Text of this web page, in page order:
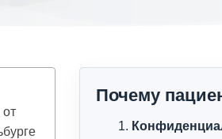
Почему